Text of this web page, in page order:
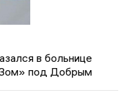
в больнице
под Добрым